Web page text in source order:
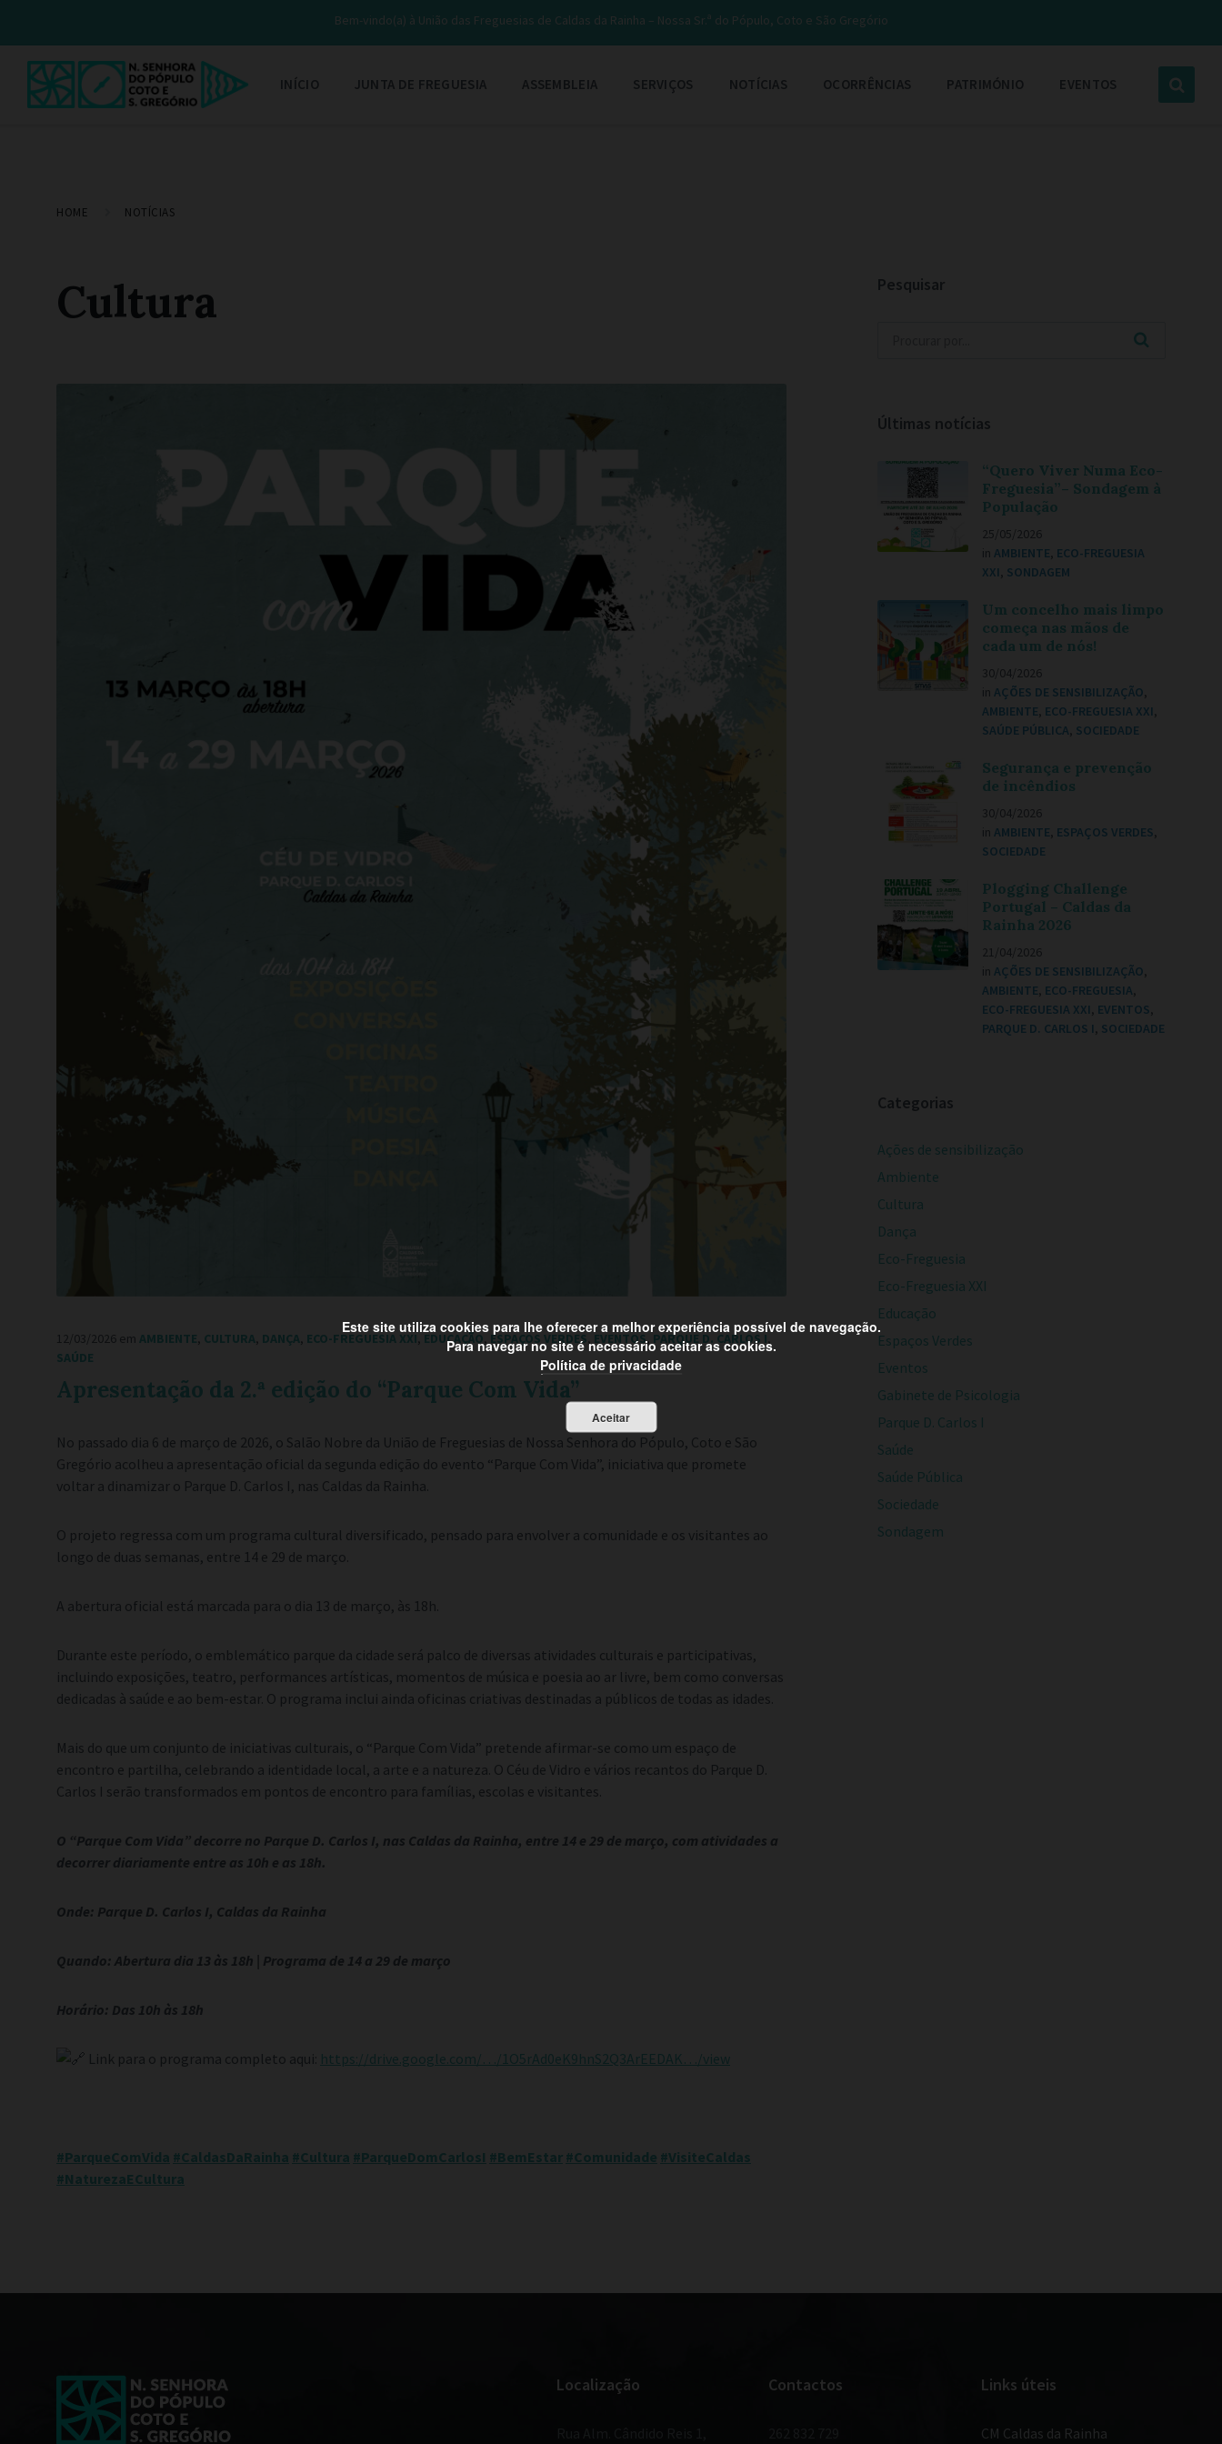
Bem-vindo(a) à União das Freguesias de Caldas da Rainha – Nossa Sr.ª do Pópulo, Coto e São Gregório
INÍCIO JUNTA DE FREGUESIA ASSEMBLEIA SERVIÇOS NOTÍCIAS OCORRÊNCIAS PATRIMÓNIO EVENTOS
HOME NOTÍCIAS
Cultura
12/03/2026 em AMBIENTE, CULTURA, DANÇA, ECO-FREGUESIA XXI, EDUCAÇÃO, ESPAÇOS VERDES, EVENTOS, PARQUE D. CARLOS I,
SAÚDE
Apresentação da 2.ª edição do “Parque Com Vida”
No passado dia 6 de março de 2026, o Salão Nobre da União de Freguesias de Nossa Senhora do Pópulo, Coto e São
Gregório acolheu a apresentação oficial da segunda edição do evento “Parque Com Vida”, iniciativa que promete
voltar a dinamizar o Parque D. Carlos I, nas Caldas da Rainha.
O projeto regressa com um programa cultural diversificado, pensado para envolver a comunidade e os visitantes ao
longo de duas semanas, entre 14 e 29 de março.
A abertura oficial está marcada para o dia 13 de março, às 18h.
Durante este período, o emblemático parque da cidade será palco de diversas atividades culturais e participativas,
incluindo exposições, teatro, performances artísticas, momentos de música e poesia ao ar livre, bem como conversas
dedicadas à saúde e ao bem-estar. O programa inclui ainda oficinas criativas destinadas a públicos de todas as idades.
Mais do que um conjunto de iniciativas culturais, o “Parque Com Vida” pretende afirmar-se como um espaço de
encontro e partilha, celebrando a identidade local, a arte e a natureza. O Céu de Vidro e vários recantos do Parque D.
Carlos I serão transformados em pontos de encontro para famílias, escolas e visitantes.
O “Parque Com Vida” decorre no Parque D. Carlos I, nas Caldas da Rainha, entre 14 e 29 de março, com atividades a
decorrer diariamente entre as 10h e as 18h.
Onde: Parque D. Carlos I, Caldas da Rainha
Quando: Abertura dia 13 às 18h | Programa de 14 a 29 de março
Horário: Das 10h às 18h
Link para o programa completo aqui: https://drive.google.com/…/1O5rAd0eK9hnS2Q3ArEEDAK…/view
#ParqueComVida #CaldasDaRainha #Cultura #ParqueDomCarlosI #BemEstar #Comunidade #VisiteCaldas
#NaturezaECultura
Pesquisar
Últimas notícias
“Quero Viver Numa Eco-
Freguesia”– Sondagem à
População
25/05/2026
inAMBIENTE, ECO-FREGUESIA
XXI , SONDAGEM
Um concelho mais limpo
começa nas mãos de
cada um de nós!
30/04/2026
inAÇÕES DE SENSIBILIZAÇÃO,
AMBIENTE, ECO-FREGUESIA XXI ,
SAÚDE PÚBLICA, SOCIEDADE
Segurança e prevenção
de incêndios
30/04/2026
inAMBIENTE, ESPAÇOS VERDES,
SOCIEDADE
Plogging Challenge
Portugal – Caldas da
Rainha 2026
21/04/2026
inAÇÕES DE SENSIBILIZAÇÃO,
AMBIENTE, ECO-FREGUESIA,
ECO-FREGUESIA XXI , EVENTOS,
PARQUE D. CARLOS I , SOCIEDADE
Categorias
Ações de sensibilização
Ambiente
Cultura
Dança
Eco-Freguesia
Eco-Freguesia XXI
Educação
Espaços Verdes
Eventos
Gabinete de Psicologia
Parque D. Carlos I
Saúde
Saúde Pública
Sociedade
Sondagem
Localização Contactos Links úteis
CM Caldas da Rainha
Este site utiliza cookies para lhe oferecer a melhor experiência possível de navegação.
Para navegar no site é necessário aceitar as cookies.
Política de privacidade
Aceitar